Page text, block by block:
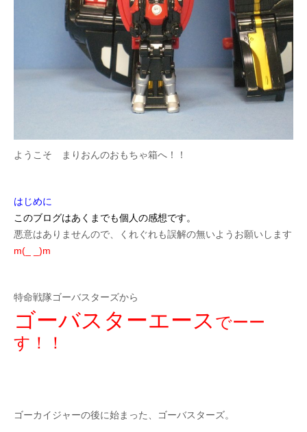
ようこそ まりおんのおもちゃ箱へ！！
はじめに
このブログはあくまでも個人の感想です。
悪意はありませんので、くれぐれも誤解の無いようお願いします
m(_ _)m
特命戦隊ゴーバスターズから
ゴーバスターエース でーー
す！！
ゴーカイジャーの後に始まった、ゴーバスターズ。